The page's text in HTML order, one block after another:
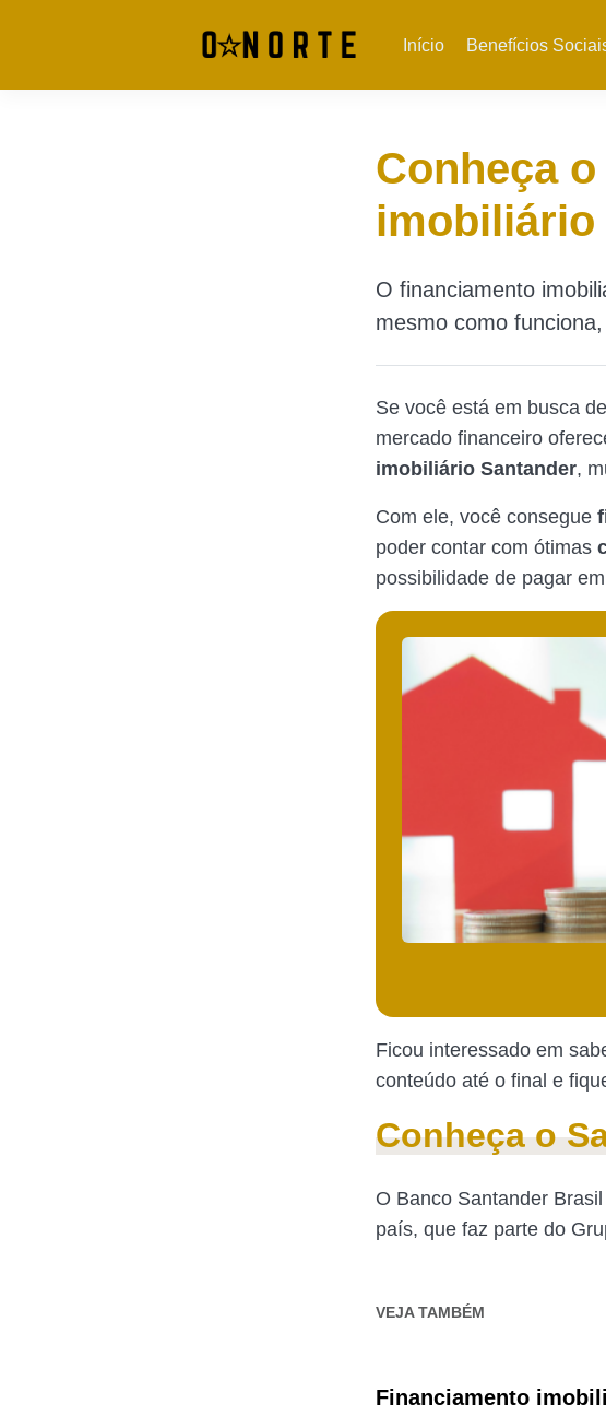
Início Benefícios
Conheça
imobiliário
O financiamento
mesmo como
Se você está em busca
mercado financeiro
imobiliário Santander,
Com ele, você consegue
poder contar com ótimas
possibilidade de pagar em
Ficou interessado em
conteúdo até o final e
Conheça o
O Banco Santander
país, que faz parte do
VEJA TAMBÉM
Financiamento